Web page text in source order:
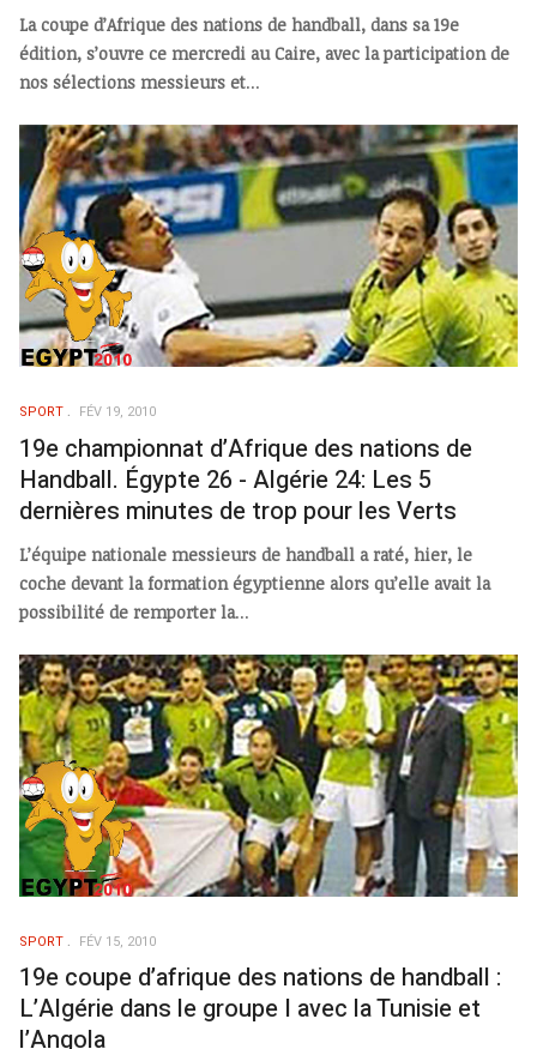
La coupe d’Afrique des nations de handball, dans sa 19e
édition, s’ouvre ce mercredi au Caire, avec la participation de
nos sélections messieurs et...
SPORT FÉV 19, 2010
19e championnat d’Afrique des nations de
Handball. Égypte 26 - Algérie 24: Les 5
dernières minutes de trop pour les Verts
L’équipe nationale messieurs de handball a raté, hier, le
coche devant la formation égyptienne alors qu’elle avait la
possibilité de remporter la...
SPORT FÉV 15, 2010
19e coupe d’afrique des nations de handball :
L’Algérie dans le groupe I avec la Tunisie et
l’Angola